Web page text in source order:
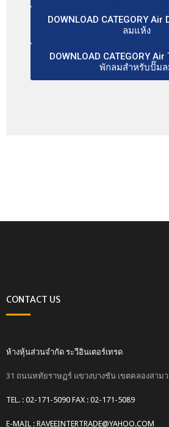
DOWNLOAD CATEGORY Air
ลมแห้ง
DOWNLOAD CATEGORY
พักลมสำหรับปั๊ม
CONTACT US
ห้างหุ้นส่วนจำกัด ระวีอินเตอร์เทรด
31 ถนนหทัยราษฏร์ แขวงบางชัน เขตคลองสาม
TEL. : 02-171-5090 FAX : 02-171-5089
E-MAIL : RAVEEINTERTRADE@YAHOO.COM